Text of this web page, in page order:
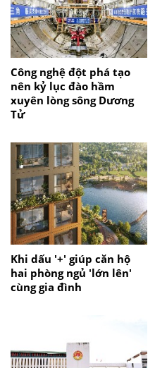
Công nghệ đột phá tạo
nên kỷ lục đào hầm
xuyên lòng sông Dương
Tử
Khi dấu '+' giúp căn hộ
hai phòng ngủ 'lớn lên'
cùng gia đình